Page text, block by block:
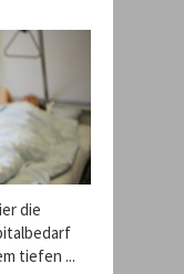
die
tiefen ...